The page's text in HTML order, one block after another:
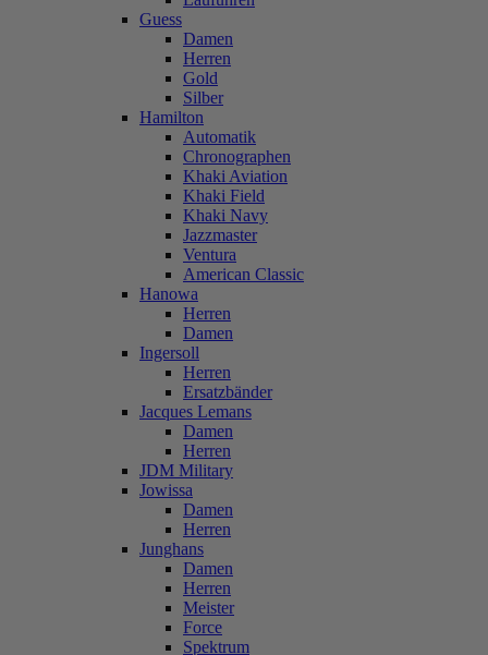
Guess
Damen
Herren
Gold
Silber
Hamilton
Automatik
Chronographen
Khaki Aviation
Khaki Field
Khaki Navy
Jazzmaster
Ventura
American Classic
Hanowa
Herren
Damen
Ingersoll
Herren
Ersatzbänder
Jacques Lemans
Damen
Herren
JDM Military
Jowissa
Damen
Herren
Junghans
Damen
Herren
Meister
Force
Spektrum